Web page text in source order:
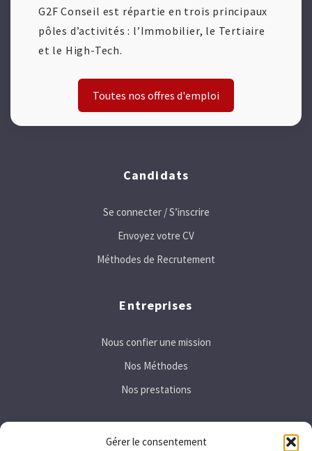
Gérer le consentement
G2F Conseil est répartie en trois principaux
pôles d’activités : l’Immobilier, le Tertiaire
et le High-Tech.
Toutes nos offres d'emploi
Candidats
Se connecter / S’inscrire
Envoyez votre CV
Méthodes de Recrutement
Entreprises
Nous confier une mission
Nos Méthodes
Nos prestations
Secteurs